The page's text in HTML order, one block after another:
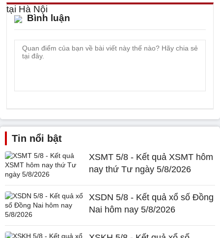
Bình luận
Tin nổi bật
XSMT 5/8 - Kết quả XSMT hôm
nay thứ Tư ngày 5/8/2026
XSDN 5/8 - Kết quả xổ số Đồng
Nai hôm nay 5/8/2026